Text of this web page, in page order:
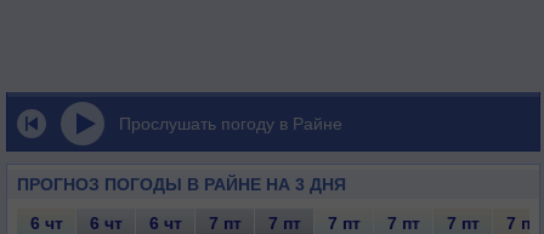
Прослушать погоду в Райне
ПРОГНОЗ ПОГОДЫ В РАЙНЕ НА 3 ДНЯ
6 чт 6 чт 6 чт 7 пт 7 пт 7 пт 7 пт 7 пт 7 пт